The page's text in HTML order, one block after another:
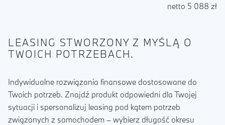
netto 5 088 zł
LEASING STWORZONY Z MYŚLĄ O
TWOICH POTRZEBACH.
Indywidualne rozwiązania finansowe dostosowane do
Twoich potrzeb. Znajdź produkt odpowiedni dla Twojej
sytuacji i spersonalizuj leasing pod kątem potrzeb
związanych z samochodem – wybierz długość okresu